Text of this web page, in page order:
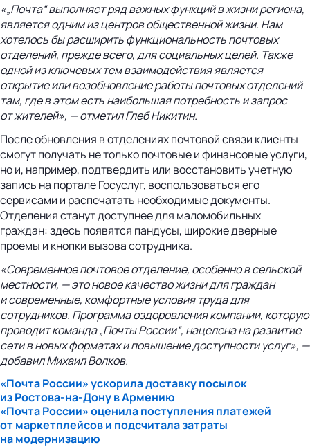
«„Почта“ выполняет ряд важных функций в жизни региона,
является одним из центров общественной жизни. Нам
хотелось бы расширить функциональность почтовых
отделений, прежде всего, для социальных целей. Также
одной из ключевых тем взаимодействия является
открытие или возобновление работы почтовых отделений
там, где в этом есть наибольшая потребность и запрос
от жителей», — отметил Глеб Никитин.
После обновления в отделениях почтовой связи клиенты
смогут получать не только почтовые и финансовые услуги,
но и, например, подтвердить или восстановить учетную
запись на портале Госуслуг, воспользоваться его
сервисами и распечатать необходимые документы.
Отделения станут доступнее для маломобильных
граждан: здесь появятся пандусы, широкие дверные
проемы и кнопки вызова сотрудника.
«Современное почтовое отделение, особенно в сельской
местности, — это новое качество жизни для граждан
и современные, комфортные условия труда для
сотрудников. Программа оздоровления компании, которую
проводит команда „Почты России“, нацелена на развитие
сети в новых форматах и повышение доступности услуг», —
добавил Михаил Волков.
«Почта России» ускорила доставку посылок
изРостова-на-Донув Армению
«Почта России» оценила поступления платежей
от маркетплейсов и подсчитала затраты
на модернизацию